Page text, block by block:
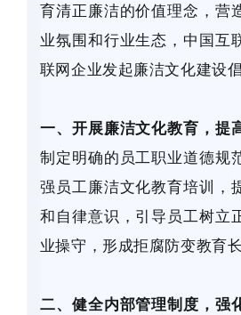
育清正廉洁的价值理念，营
业氛围和行业生态，中国互
联网企业发起廉洁文化建设倡
一、开展廉洁文化教育，提
制定明确的员工职业道德规
强员工廉洁文化教育培训，
和自律意识，引导员工树立
业操守，形成拒腐防变教育长
二、健全内部管理制度，强